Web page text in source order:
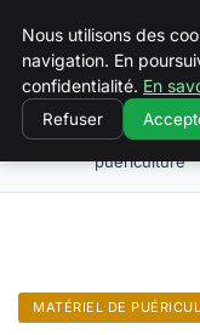
Matériel de
puériculture
MATÉRIEL DE
Nous utilisons des
navigation. En
confidentialité. En
Refuser